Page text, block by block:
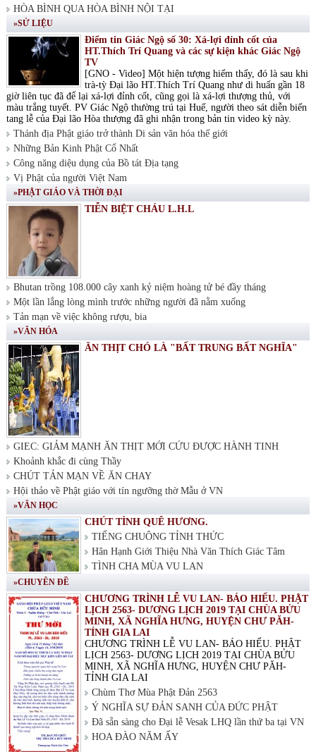
HÒA BÌNH QUA HÒA BÌNH NỘI TẠI
»SỬ LIỆU
Điểm tin Giác Ngộ số 30: Xá-lợi đỉnh cốt của
HT.Thích Trí Quang và các sự kiện khác Giác Ngộ
TV
[GNO - Video] Một hiện tượng hiếm thấy, đó là sau khi
trà-tỳ Đại lão HT.Thích Trí Quang như di huấn gần 18
giờ liên tục đã để lại xá-lợi đỉnh cốt, cũng gọi là xá-lợi thượng thủ, với
màu trắng tuyết. PV Giác Ngộ thường trú tại Huế, người theo sát diễn biến
tang lễ của Đại lão Hòa thượng đã ghi nhận trong bản tin video kỳ này.
Thánh địa Phật giáo trở thành Di sản văn hóa thế giới
Những Bản Kinh Phật Cổ Nhất
Công năng diệu dụng của Bồ tát Địa tạng
Vị Phật của người Việt Nam
»PHẬT GIÁO VÀ THỜI ĐẠI
TIỄN BIỆT CHÁU L.H.L
Bhutan trồng 108.000 cây xanh kỷ niệm hoàng tử bé đầy tháng
Một lần lắng lòng mình trước những người đã nằm xuống
Tản mạn về việc không rượu, bia
»VĂN HÓA
ĂN THỊT CHÓ LÀ "BẤT TRUNG BẤT NGHĨA"
GIEC: GIẢM MẠNH ĂN THỊT MỚI CỨU ĐƯỢC HÀNH TINH
Khoảnh khắc đi cùng Thầy
CHÚT TẢN MẠN VỀ ĂN CHAY
Hội thảo về Phật giáo với tín ngưỡng thờ Mẫu ở VN
»VĂN HỌC
CHÚT TÌNH QUÊ HƯƠNG.
TIẾNG CHUÔNG TỈNH THỨC
Hân Hạnh Giới Thiệu Nhà Văn Thích Giác Tâm
TÌNH CHA MÙA VU LAN
»CHUYÊN ĐỀ
CHƯƠNG TRÌNH LỄ VU LAN- BÁO HIẾU. PHẬT
LỊCH 2563- DƯƠNG LỊCH 2019 TẠI CHÙA BỬU
MINH, XÃ NGHĨA HƯNG, HUYỆN CHƯ PĂH-
TỈNH GIA LAI
CHƯƠNG TRÌNH LỄ VU LAN- BÁO HIẾU. PHẬT
LỊCH 2563- DƯƠNG LỊCH 2019 TẠI CHÙA BỬU
MINH, XÃ NGHĨA HƯNG, HUYỆN CHƯ PĂH-
TỈNH GIA LAI
Chùm Thơ Mùa Phật Đản 2563
Ý NGHĨA SỰ ĐẢN SANH CỦA ĐỨC PHẬT
Đã sẵn sàng cho Đại lễ Vesak LHQ lần thứ ba tại VN
HOA ĐÀO NĂM ẤY